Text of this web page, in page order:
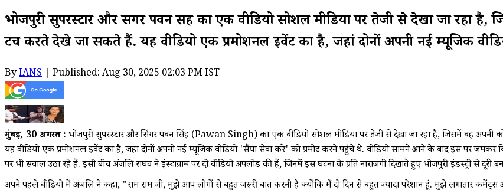
भोजपुरी सुपरस्टार और सिंगर पवन सिंह का एक वीडियो सोशल मीडिया पर तेजी से देखा जा रहा
टच करते देखे जा सकते हैं. यह वीडियो एक प्रमोशनल इवेंट का है, जहां दोनों अपनी नई म्यूजिक
ByIANS | Published: Aug 30, 2025 02:03 PM IST
मुंबई, 30 अगस्त : भोजपुरी सुपरस्टार और सिंगर पवन सिंह (Pawan Singh) का एक वीडियो सोशल मीडिया पर तेजी से देखा जा रहा है, जिसमें वह
यह वीडियो एक प्रमोशनल इवेंट का है, जहां दोनों अपनी नई म्यूजिक वीडियो 'सैंया सेवा करे' को प्रमोट करने पहुंचे थे. वीडियो सामने आने के बाद इस पर जमकर
पर भी सवाल उठा रहे हैं. इसी बीच अंजलि राघव ने इंस्टाग्राम पर दो वीडियो अपलोड की हैं, जिनमें इस घटना के प्रति नाराजगी दिखाते हुए भोजपुरी इंडस्ट्री से दूरी
अपने पहले वीडियो में अंजलि ने कहा, "राम राम जी, मुझे आप लोगों से बहुत जरूरी बात करनी है क्योंकि मैं दो दिन से बहुत ज्यादा परेशान हूं. मुझे लगातार